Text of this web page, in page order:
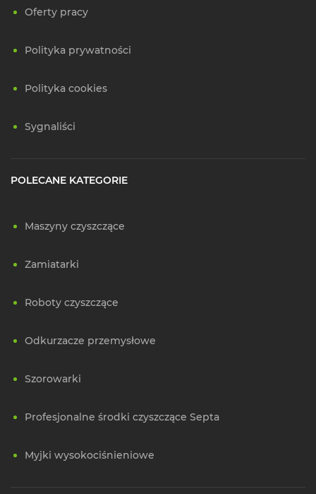
Oferty pracy
Polityka prywatności
Polityka cookies
Sygnaliści
POLECANE KATEGORIE
Maszyny czyszczące
Zamiatarki
Roboty czyszczące
Odkurzacze przemysłowe
Szorowarki
Profesjonalne środki czyszczące Septa
Myjki wysokociśnieniowe